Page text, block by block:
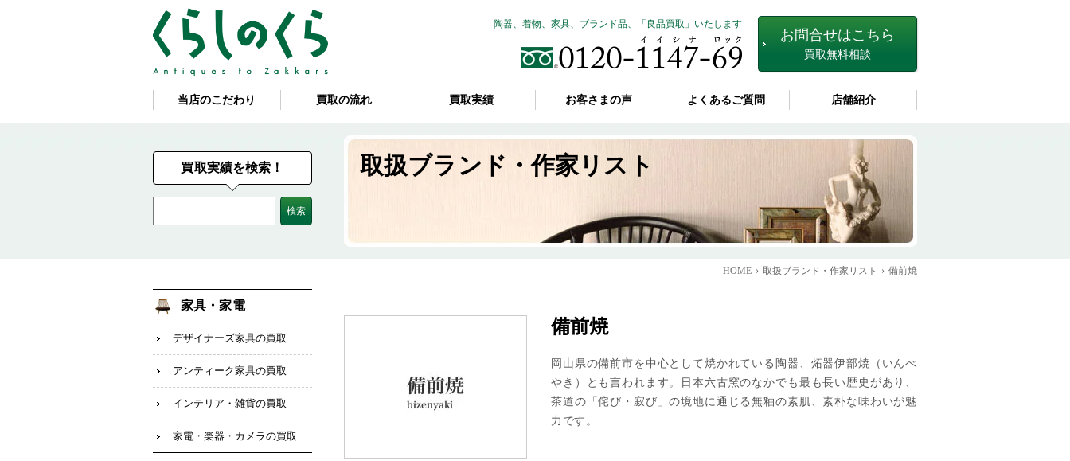
お問合せはこちら
買取無料相談
陶器、着物、家具、ブランド品、「良品買取」いたします
当店のこだわり 買取の流れ 買取実績 お客さまの声 よくあるご質問 店舗紹介
取扱ブランド・作家リスト
HOME 取扱ブランド・作家リスト 備前焼
備前焼
岡山県の備前市を中心として焼かれている陶器、炻器伊部焼（いんべ
やき）とも言われます。日本六古窯のなかでも最も長い歴史があり、
茶道の「侘び・寂び」の境地に通じる無釉の素肌、素朴な味わいが魅
力です。
買取実績を検索！
家具・家電
デザイナーズ家具の買取
アンティーク家具の買取
インテリア・雑貨の買取
家電・楽器・カメラの買取